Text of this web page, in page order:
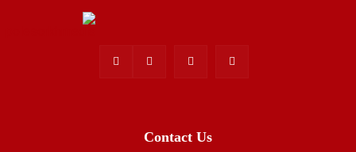
Contact Us